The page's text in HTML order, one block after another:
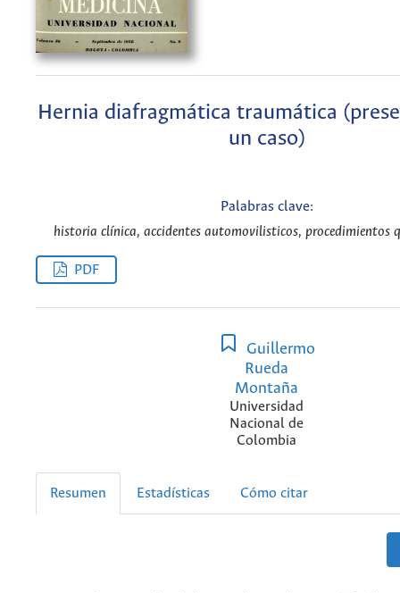
Hernia diafragmática traumática
un caso)
Palabras clave:
historia clínica, accidentes automovilisticos, procedimientos
PDF
Guillermo
Rueda
Montaña
Universidad
Nacional de
Colombia
Resumen Estadísticas Cómo citar